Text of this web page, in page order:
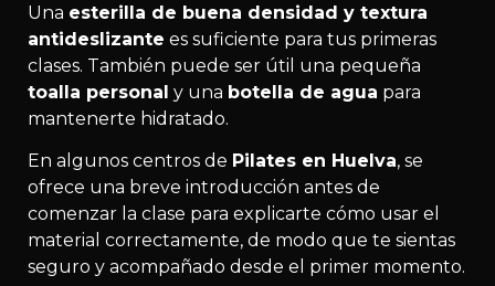
Una esterilla de buena densidad y textura
antideslizante es suficiente para tus primeras
clases. También puede ser útil una pequeña
toalla personal y una botella de agua para
mantenerte hidratado.
En algunos centros de Pilates en Huelva, se
ofrece una breve introducción antes de
comenzar la clase para explicarte cómo usar el
material correctamente, de modo que te sientas
seguro y acompañado desde el primer momento.